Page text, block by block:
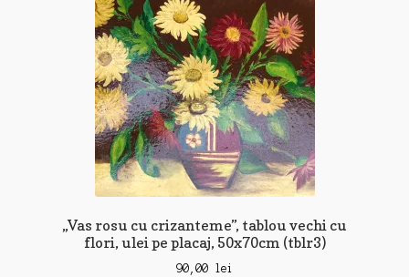
„Vas rosu cu crizanteme”, tablou vechi cu
flori, ulei pe placaj, 50x70cm (tblr3)
90,00 lei